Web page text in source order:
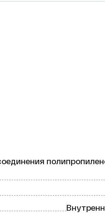
для